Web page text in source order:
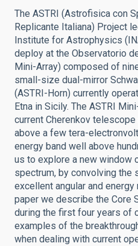
The ASTRI (Astrofisica con
Replicante Italiana) Project
Institute for Astrophysics
deploy at the Observatorio
Mini-Array) composed of
small-size dual-mirror
(ASTRI-Horn) currently
Etna in Sicily. The ASTRI
current Cherenkov
above a few tera-
energy band well above
us to explore a new window
spectrum, by convolving
excellent angular and
paper we describe the Core
during the first four years of
examples of the
when dealing with current